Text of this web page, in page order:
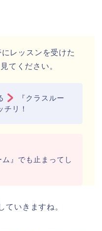
レッスンを受けた
てください。
『クラスルー
チリ！
ム』でも止まってし
ていきますね。